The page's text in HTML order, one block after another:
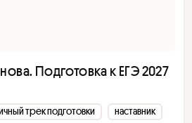
Подготовка к ЕГЭ 2027
трек подготовки наставник